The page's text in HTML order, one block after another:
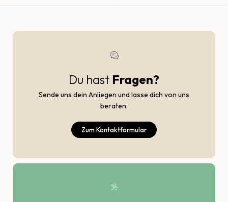
Du hast Fragen?
Sende uns dein Anliegen und lasse dich von uns
beraten.
Zum Kontaktformular